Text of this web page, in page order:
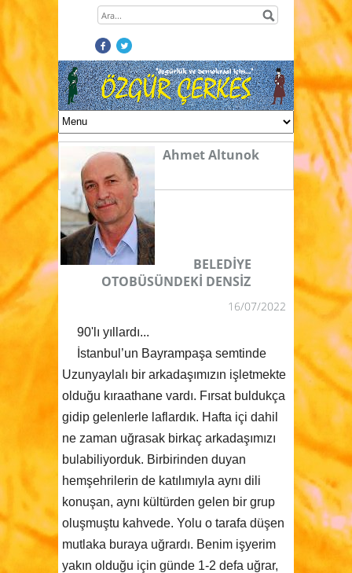
Ahmet Altunok
BELEDİYE
OTOBÜSÜNDEKİ DENSİZ
16/07/2022
90'lı yıllardı...
İstanbul’un Bayrampaşa semtinde
Uzunyaylalı bir arkadaşımızın işletmekte
olduğu kıraathane vardı. Fırsat buldukça
gidip gelenlerle laflardık. Hafta içi dahil
ne zaman uğrasak birkaç arkadaşımızı
bulabiliyorduk. Birbirinden duyan
hemşehrilerin de katılımıyla aynı dili
konuşan, aynı kültürden gelen bir grup
oluşmuştu kahvede. Yolu o tarafa düşen
mutlaka buraya uğrardı. Benim işyerim
yakın olduğu için günde 1-2 defa uğrar,